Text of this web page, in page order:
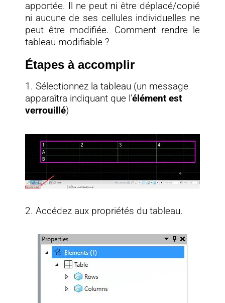
apportée. Il ne peut ni être déplacé/copié
ni aucune de ses cellules individuelles ne
peut être modifiée. Comment rendre le
tableau modifiable ?
Étapes à accomplir
1. Sélectionnez la tableau (un message
apparaîtra indiquant que l’élément est
verrouillé)
2. Accédez aux propriétés du tableau.